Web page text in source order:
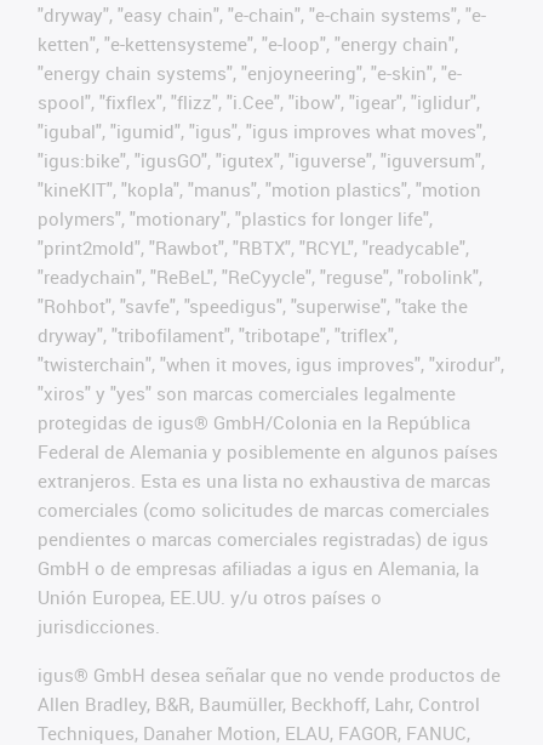
"dryway", "easy chain", "e-chain", "e-chain systems", "e-
ketten", "e-kettensysteme", "e-loop", "energy chain",
"energy chain systems", "enjoyneering", "e-skin", "e-
spool", "fixflex", "flizz", "i.Cee", "ibow", "igear", "iglidur",
"igubal", "igumid", "igus", "igus improves what moves",
"igus:bike", "igusGO", "igutex", "iguverse", "iguversum",
"kineKIT", "kopla", "manus", "motion plastics", "motion
polymers", "motionary", "plastics for longer life",
"print2mold", "Rawbot", "RBTX", "RCYL", "readycable",
"readychain", "ReBeL", "ReCyycle", "reguse", "robolink",
"Rohbot", "savfe", "speedigus", "superwise", "take the
dryway", "tribofilament", "tribotape", "triflex",
"twisterchain", "when it moves, igus improves", "xirodur",
"xiros" y "yes" son marcas comerciales legalmente
protegidas de igus® GmbH/Colonia en la República
Federal de Alemania y posiblemente en algunos países
extranjeros. Esta es una lista no exhaustiva de marcas
comerciales (como solicitudes de marcas comerciales
pendientes o marcas comerciales registradas) de igus
GmbH o de empresas afiliadas a igus en Alemania, la
Unión Europea, EE.UU. y/u otros países o
jurisdicciones.
igus® GmbH desea señalar que no vende productos de
Allen Bradley, B&R, Baumüller, Beckhoff, Lahr, Control
Techniques, Danaher Motion, ELAU, FAGOR, FANUC,